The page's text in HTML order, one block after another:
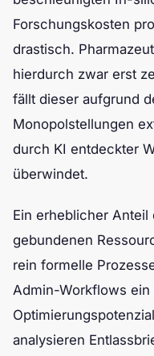
Forschungskosten
drastisch.
hierdurch zwar erst
fällt dieser aufgrund
Monopolstellungen
durch KI entdeckter
überwindet.
Ein erheblicher
gebundenen
rein formelle
Admin-Workflows ein
analysieren